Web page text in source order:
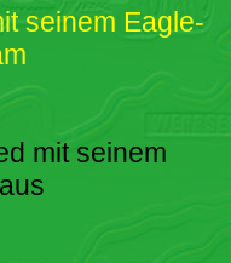
seinem Eagle-
mit seinem